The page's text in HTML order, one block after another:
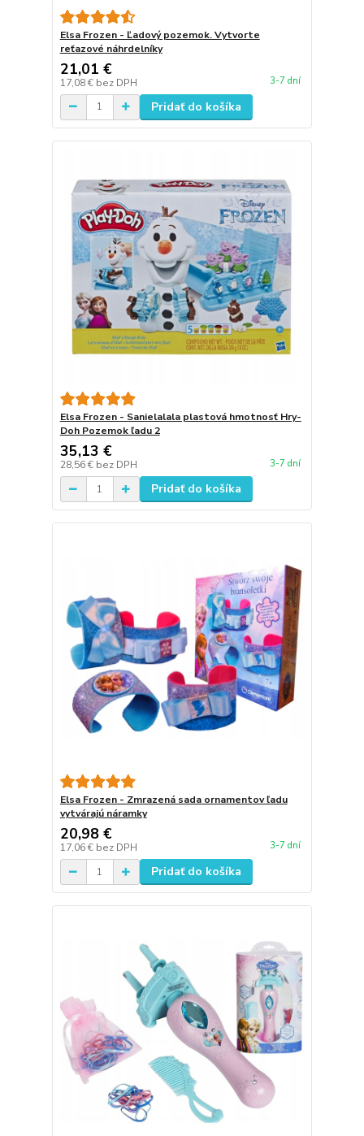
Elsa Frozen - Ľadový pozemok. Vytvorte
reťazové náhrdelníky
21,01 €
17,08 € bez DPH 3-7 dní
Pridať do košíka
Elsa Frozen - Sanielalala plastová hmotnosť Hry-
Doh Pozemok ľadu 2
35,13 €
28,56 € bez DPH 3-7 dní
Pridať do košíka
Elsa Frozen - Zmrazená sada ornamentov ľadu
vytvárajú náramky
20,98 €
17,06 € bez DPH 3-7 dní
Pridať do košíka